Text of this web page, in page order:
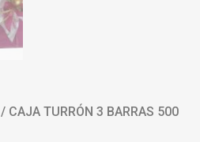
/ CAJA TURRÓN 3 BARRAS 500